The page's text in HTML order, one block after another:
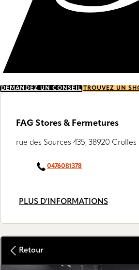
DEMANDEZ UN CONSEIL TROUVEZ UN
FAG Stores & Fermetures
rue des Sources 435, 38920 Crolles
0476081378
PLUS D'INFORMATIONS
Retour